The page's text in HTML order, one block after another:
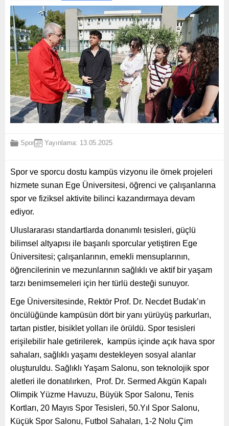
Spor Yayınlama: 13.05.2025
Spor ve sporcu dostu kampüs vizyonu ile örnek projeleri
hizmete sunan Ege Üniversitesi, öğrenci ve çalışanlarına
spor ve fiziksel aktivite bilinci kazandırmaya devam
ediyor.
Uluslararası standartlarda donanımlı tesisleri, güçlü
bilimsel altyapısı ile başarılı sporcular yetiştiren Ege
Üniversitesi; çalışanlarının, emekli mensuplarının,
öğrencilerinin ve mezunlarının sağlıklı ve aktif bir yaşam
tarzı benimsemeleri için her türlü desteği sunuyor.
Ege Üniversitesinde, Rektör Prof. Dr. Necdet Budak’ın
öncülüğünde kampüsün dört bir yanı yürüyüş parkurları,
tartan pistler, bisiklet yolları ile örüldü. Spor tesisleri
erişilebilir hale getirilerek, kampüs içinde açık hava spor
sahaları, sağlıklı yaşamı destekleyen sosyal alanlar
oluşturuldu. Sağlıklı Yaşam Salonu, son teknolojik spor
aletleri ile donatılırken, Prof. Dr. Sermed Akgün Kapalı
Olimpik Yüzme Havuzu, Büyük Spor Salonu, Tenis
Kortları, 20 Mayıs Spor Tesisleri, 50.Yıl Spor Salonu,
Küçük Spor Salonu, Futbol Sahaları, 1-2 Nolu Çim